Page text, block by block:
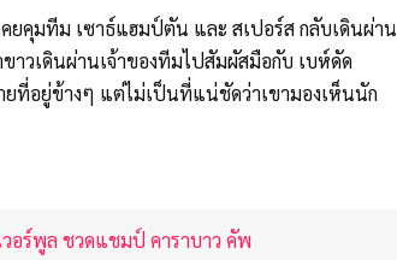
คุมทีม เซาธ์แฮมป์ตัน และ สเปอร์ส กลับเดินผ่าน
วเดินผ่านเจ้าของทีมไปสัมผัสมือกับ เบห์ดัด
ยที่อยู่ข้างๆ แต่ไม่เป็นที่แน่ชัดว่าเขามองเห็นนัก
วอร์พูล ชวดแชมป์ คาราบาว คัพ